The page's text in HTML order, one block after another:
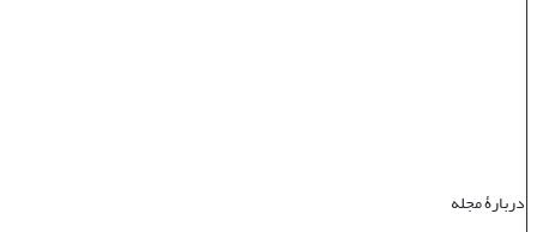
دربارۀ مجله